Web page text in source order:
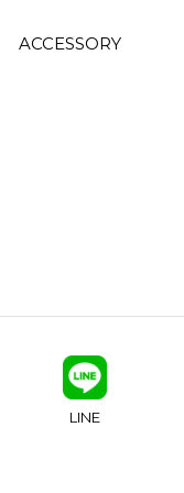
ACCESSORY
LINE